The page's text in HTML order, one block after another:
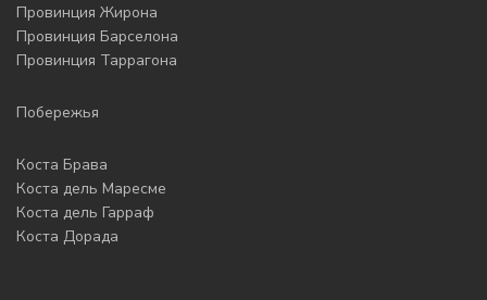
Провинция Жирона
Провинция Барселона
Провинция Таррагона
Побережья
Коста Брава
Коста дель Маресме
Коста дель Гарраф
Коста Дорада